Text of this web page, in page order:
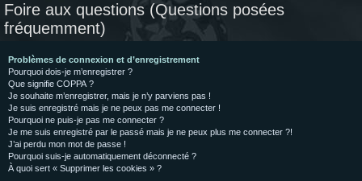
Foire aux questions (Questions posées
fréquemment)
Problèmes de connexion et d’enregistrement
Pourquoi dois-je m’enregistrer ?
Que signifie COPPA ?
Je souhaite m’enregistrer, mais je n’y parviens pas !
Je suis enregistré mais je ne peux pas me connecter !
Pourquoi ne puis-je pas me connecter ?
Je me suis enregistré par le passé mais je ne peux plus me connecter ?!
J’ai perdu mon mot de passe !
Pourquoi suis-je automatiquement déconnecté ?
À quoi sert « Supprimer les cookies » ?